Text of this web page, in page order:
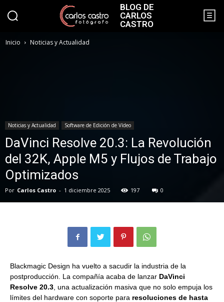
BLOG DE
CARLOS
CASTRO
Inicio Noticias y Actualidad
Noticias y Actualidad Software de Edición de Vídeo
DaVinci Resolve 20.3: La Revolución
del 32K, Apple M5 y Flujos de Trabajo
Optimizados
Por Carlos Castro - 1 diciembre 2025 197 0
Blackmagic Design ha vuelto a sacudir la industria de la
postproducción. La compañía acaba de lanzar DaVinci
Resolve 20.3 , una actualización masiva que no solo empuja los
límites del hardware con soporte para resoluciones de hasta